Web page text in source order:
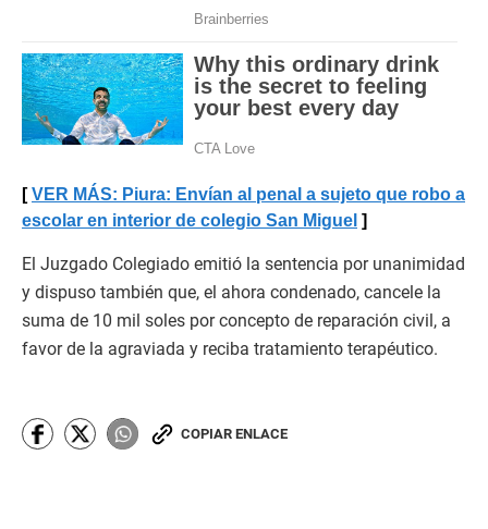
VER MÁS: Piura: Envían al penal a sujeto que robo a
escolar en interior de colegio San Miguel
El Juzgado Colegiado emitió la sentencia por unanimidad
y dispuso también que, el ahora condenado, cancele la
suma de 10 mil soles por concepto de reparación civil, a
favor de la agraviada y reciba tratamiento terapéutico.
COPIAR ENLACE